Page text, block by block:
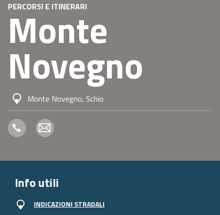
PERCORSI E ITINERARI
Monte
Novegno
Monte Novegno, Schio
Info utili
INDICAZIONI STRADALI